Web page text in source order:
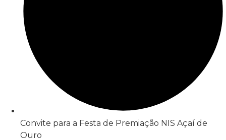
Convite para a Festa de Premiação NIS Açaí de
Ouro